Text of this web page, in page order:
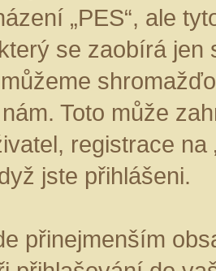
„PES“, ale
se zaobírá jen
Toto může
registrace
jste přihlášeni.
přinejmenším